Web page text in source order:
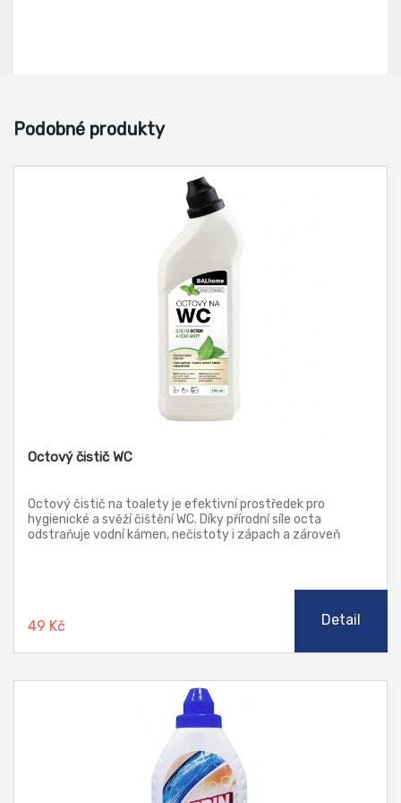
Podobné produkty
Octový čistič WC
Octový čistič na toalety je efektivní prostředek pro
hygienické a svěží čištění WC. Díky přírodní síle octa
odstraňuje vodní kámen, nečistoty i zápach a zároveň
49 Kč Detail